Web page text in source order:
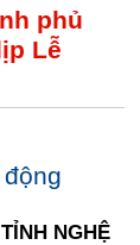
phủ
Lễ
NGHỆ